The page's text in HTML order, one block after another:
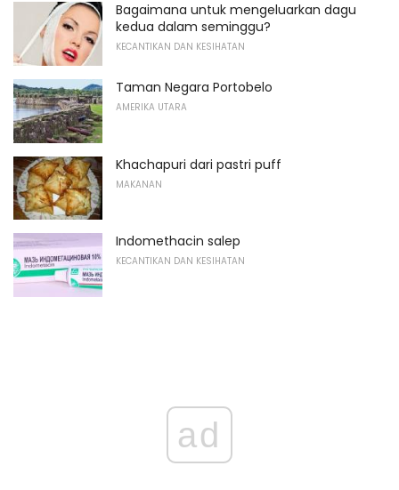
Bagaimana untuk mengeluarkan dagu
kedua dalam seminggu?
KECANTIKAN DAN KESIHATAN
Taman Negara Portobelo
AMERIKA UTARA
Khachapuri dari pastri puff
MAKANAN
Indomethacin salep
KECANTIKAN DAN KESIHATAN
ad